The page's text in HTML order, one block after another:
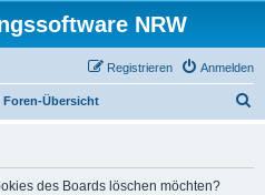
NRW
Anmelden
Registrieren
Foren-Übersicht
des Boards löschen möchten?